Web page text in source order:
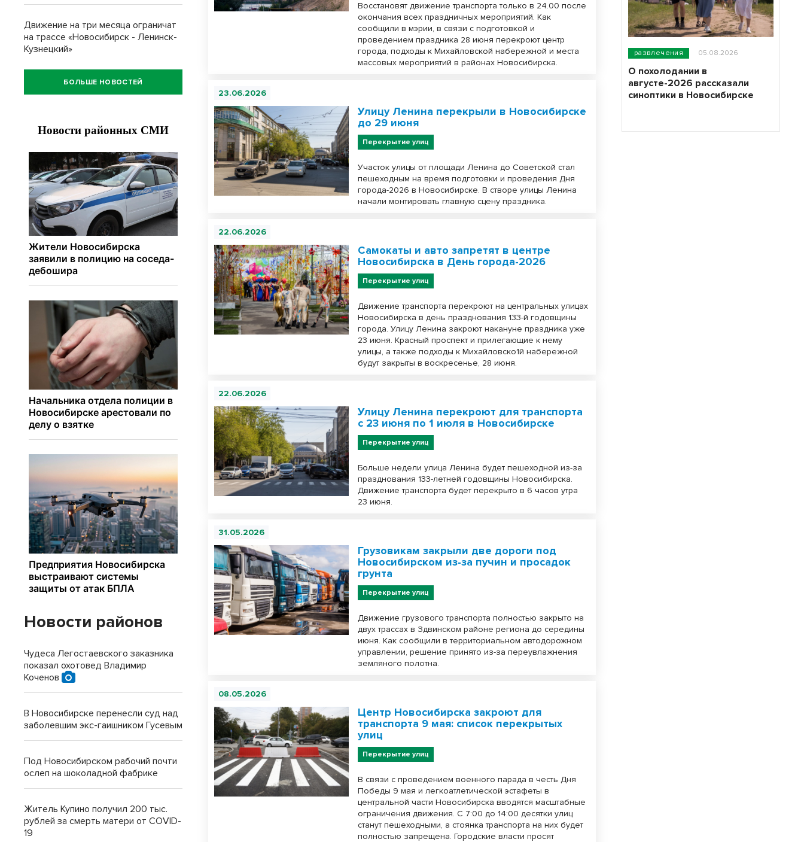
Восстановят движение транспорта только в 24.00 после
окончания всех праздничных мероприятий. Как
сообщили в мэрии, в связи с подготовкой и
проведением праздника 28 июня перекроют центр
города, подходы к Михайловской набережной и места
массовых мероприятий в районах Новосибирска.
23.06.2026
Улицу Ленина перекрыли в Новосибирске
до 29 июня
Перекрытие улиц
Участок улицы от площади Ленина до Советской стал
пешеходным на время подготовки и проведения Дня
города-2026 в Новосибирске. В створе улицы Ленина
начали монтировать главную сцену праздника.
22.06.2026
Самокаты и авто запретят в центре
Новосибирска в День города-2026
Перекрытие улиц
Движение транспорта перекроют на центральных улицах
Новосибирска в день празднования 133-й годовщины
города. Улицу Ленина закроют накануне праздника уже
23 июня. Красный проспект и прилегающие к нему
улицы, а также подходы к Михайловско1й набережной
будут закрыты в воскресенье, 28 июня.
22.06.2026
Улицу Ленина перекроют для транспорта
с 23 июня по 1 июля в Новосибирске
Перекрытие улиц
Больше недели улица Ленина будет пешеходной из-за
празднования 133-летней годовщины Новосибирска.
Движение транспорта будет перекрыто в 6 часов утра
23 июня.
31.05.2026
Грузовикам закрыли две дороги под
Новосибирском из-за пучин и просадок
грунта
Перекрытие улиц
Движение грузового транспорта полностью закрыто на
двух трассах в Здвинском районе региона до середины
июня. Как сообщили в территориальном автодорожном
управлении, решение принято из-за переувлажнения
земляного полотна.
08.05.2026
Центр Новосибирска закроют для
транспорта 9 мая: список перекрытых
улиц
Перекрытие улиц
В связи с проведением военного парада в честь Дня
Победы 9 мая и легкоатлетической эстафеты в
центральной части Новосибирска вводятся масштабные
ограничения движения. С 7:00 до 14:00 десятки улиц
станут пешеходными, а стоянка транспорта на них будет
полностью запрещена. Городские власти просят
Движение на три месяца ограничат
на трассе «Новосибирск - Ленинск-
Кузнецкий»
БОЛЬШЕ НОВОСТЕЙ
Новости районов
Чудеса Легостаевского заказника
показал охотовед Владимир
Коченов
В Новосибирске перенесли суд над
заболевшим экс-гаишником Гусевым
Под Новосибирском рабочий почти
ослеп на шоколадной фабрике
Житель Купино получил 200 тыс.
рублей за смерть матери от COVID-
19
развлечения 05.08.2026
О похолодании в
августе-2026 рассказали
синоптики в Новосибирске